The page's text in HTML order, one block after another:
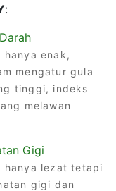
:
enak,
mengatur gula
tinggi, indeks
melawan
Gigi
hanya lezat tetapi
gigi dan